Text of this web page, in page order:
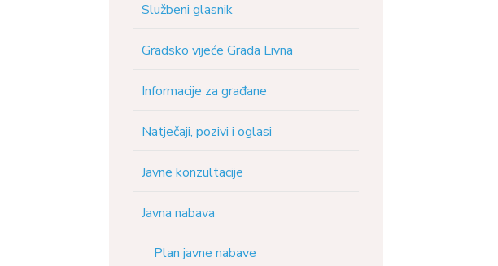
Službeni glasnik
Gradsko vijeće Grada Livna
Informacije za građane
Natječaji, pozivi i oglasi
Javne konzultacije
Javna nabava
Plan javne nabave